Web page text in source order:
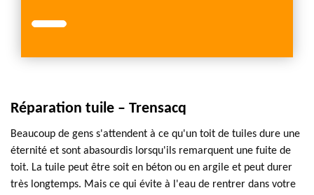
Réparation tuile – Trensacq
Beaucoup de gens s'attendent à ce qu'un toit de tuiles dure une
éternité et sont abasourdis lorsqu'ils remarquent une fuite de
toit. La tuile peut être soit en béton ou en argile et peut durer
très longtemps. Mais ce qui évite à l'eau de rentrer dans votre